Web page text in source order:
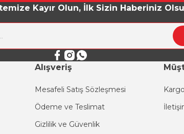
Gönder
Kayır Olun, İlk Sizin Haberiniz
Alışveriş
Mesafeli Satış Sözleşmesi
Ödeme ve Teslimat
Gizlilik ve Güvenlik